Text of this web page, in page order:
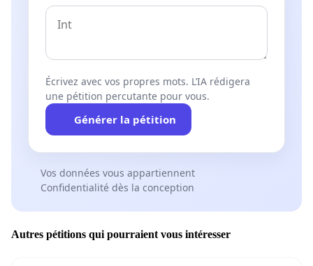
Écrivez avec vos propres mots. L’IA rédigera
une pétition percutante pour vous.
Générer la pétition
Vos données vous appartiennent
Confidentialité dès la conception
Autres pétitions qui pourraient vous intéresser